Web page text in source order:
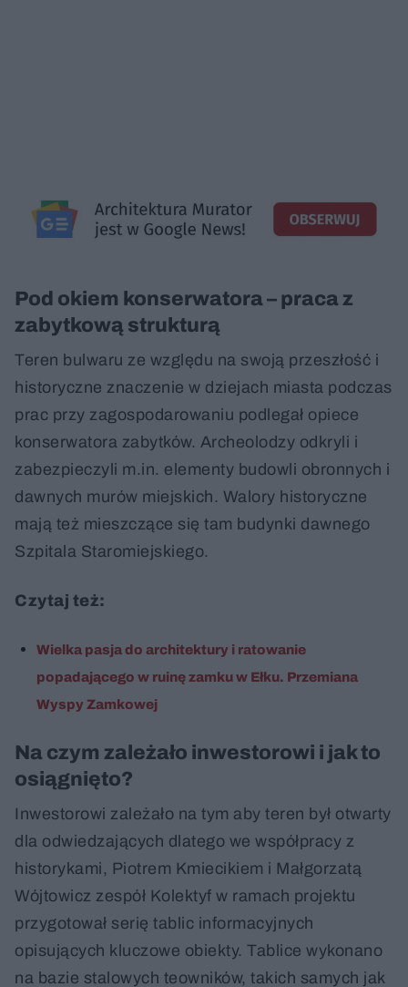
Pod okiem konserwatora – praca z
zabytkową strukturą
Teren bulwaru ze względu na swoją przeszłość i
historyczne znaczenie w dziejach miasta podczas
prac przy zagospodarowaniu podlegał opiece
konserwatora zabytków. Archeolodzy odkryli i
zabezpieczyli m.in. elementy budowli obronnych i
dawnych murów miejskich. Walory historyczne
mają też mieszczące się tam budynki dawnego
Szpitala Staromiejskiego.
Czytaj też:
Wielka pasja do architektury i ratowanie
popadającego w ruinę zamku w Ełku. Przemiana
Wyspy Zamkowej
Na czym zależało inwestorowi i jak to
osiągnięto?
Inwestorowi zależało na tym aby teren był otwarty
dla odwiedzających dlatego we współpracy z
historykami, Piotrem Kmiecikiem i Małgorzatą
Wójtowicz zespół Kolektyf w ramach projektu
przygotował serię tablic informacyjnych
opisujących kluczowe obiekty. Tablice wykonano
na bazie stalowych teowników, takich samych jak